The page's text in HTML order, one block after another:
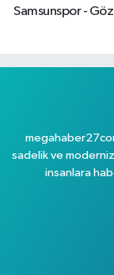
Samsunspor -
sadelik ve
insanlara